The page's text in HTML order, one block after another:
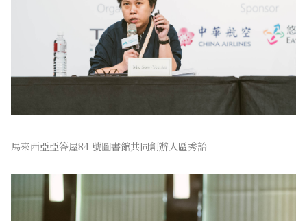
馬來西亞亞答屋84 號圖書館共同創辦人區秀詒